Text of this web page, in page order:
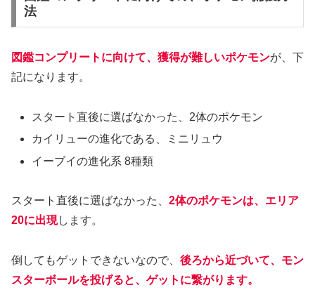
法
図鑑コンプリートに向けて、獲得が難しいポケモンが、下
記になります。
スタート直後に選ばなかった、2体のポケモン
カイリューの進化である、ミニリュウ
イーブイの進化系 8種類
スタート直後に選ばなかった、 2体のポケモンは、エリア
20に出現します。
倒してもゲットできないなので、 後ろから近づいて、モン
スターボールを投げると、ゲットに繋がります。